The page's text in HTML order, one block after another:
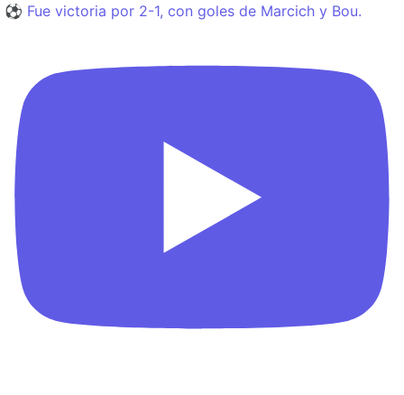
⚽️ Fue victoria por 2-1, con goles de Marcich y Bou.